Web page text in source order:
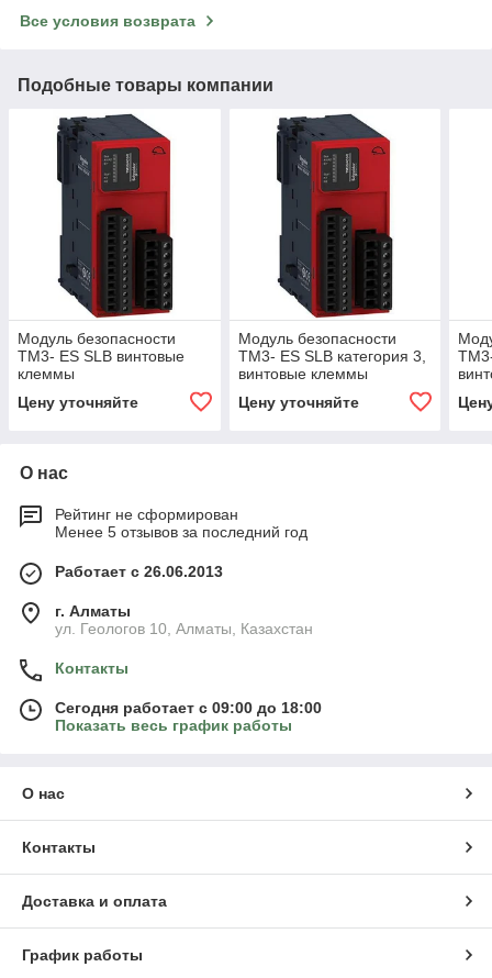
Все условия возврата
Подобные товары компании
Модуль безопасности
ТМ3- ES SLB винтовые
клеммы
Цену уточняйте
Модуль безопасности
ТМ3- ES SLB категория 3,
винтовые клеммы
Цену уточняйте
О нас
Рейтинг не сформирован
Менее 5 отзывов за последний год
Работает с 26.06.2013
г. Алматы
ул. Геологов 10, Алматы, Казахстан
Контакты
Сегодня работает с 09:00 до 18:00
Показать весь график работы
О нас
Контакты
Доставка и оплата
График работы